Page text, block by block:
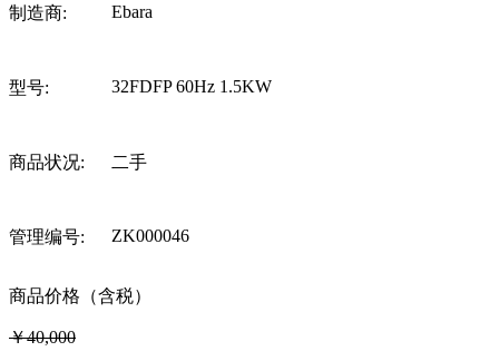
制造商: Ebara
型号: 32FDFP 60Hz 1.5KW
商品状况: 二手
管理编号: ZK000046
商品价格（含税）
￥40,000